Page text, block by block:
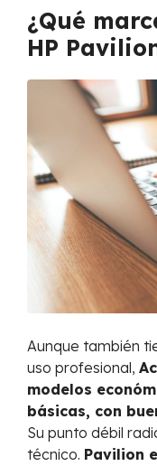
¿Qué
HP
Aunque también
uso profesional,
modelos
básicas, con
Su punto débil
técnico. Pavilion